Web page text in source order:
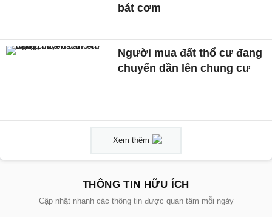
bát cơm
Người mua đất thổ cư đang
chuyển dần lên chung cư
Xem thêm
THÔNG TIN HỮU ÍCH
Cập nhật nhanh các thông tin được quan tâm mỗi ngày